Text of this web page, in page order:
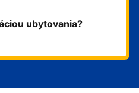
ubytovania?